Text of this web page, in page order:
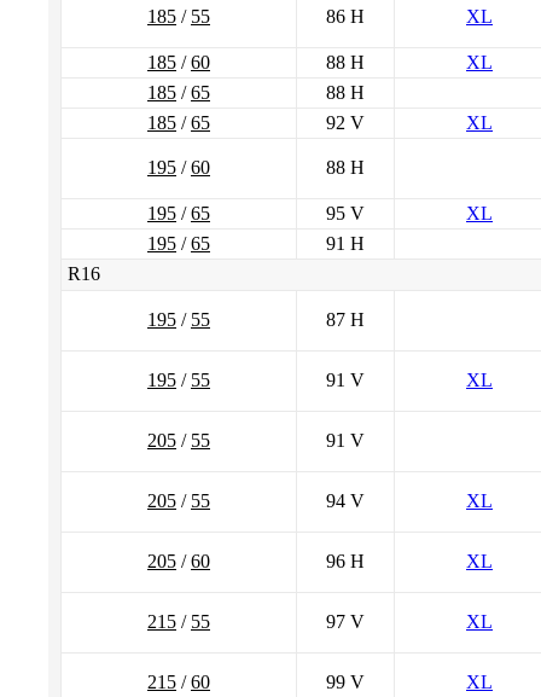
185 / 55 86 H XL
185 /60 88 H
XL
185 /65
88 H
185 /65 92 V XL
195 /60 88 H
195 /65 95 V
XL
195 /65
91 H
R16
195 / 55 87 H
195 / 55 91 V XL
205 / 55 91 V
205 / 55 94 V XL
205 /60 96 H XL
215 / 55 97 V XL
215 /60 99 V XL